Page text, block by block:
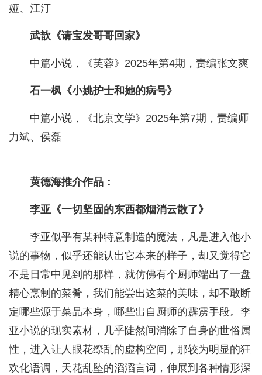
娅、江汀
武歆《请宝发哥哥回家》
中篇小说，《芙蓉》2025年第4期，责编张文爽
石一枫《小姚护士和她的病号》
中篇小说，《北京文学》2025年第7期，责编师
力斌、侯磊
黄德海推介作品：
李亚《一切坚固的东西都烟消云散了》
李亚似乎有某种特意制造的魔法，凡是进入他小
说的事物，似乎还能认出它本来的样子，却又觉得它
不是日常中见到的那样，就仿佛有个厨师端出了一盘
精心烹制的菜肴，我们能尝出这菜的美味，却不敢断
定哪些源于菜品本身，哪些出自厨师的霹雳手段。李
亚小说的现实素材，几乎陡然间消除了自身的世俗属
性，进入让人眼花缭乱的虚构空间，那较为明显的狂
欢化语调，天花乱坠的滔滔言词，伸展到各种情形深